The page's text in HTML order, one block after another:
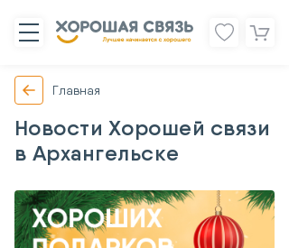
Главная
Новости Хорошей связи
в Архангельске